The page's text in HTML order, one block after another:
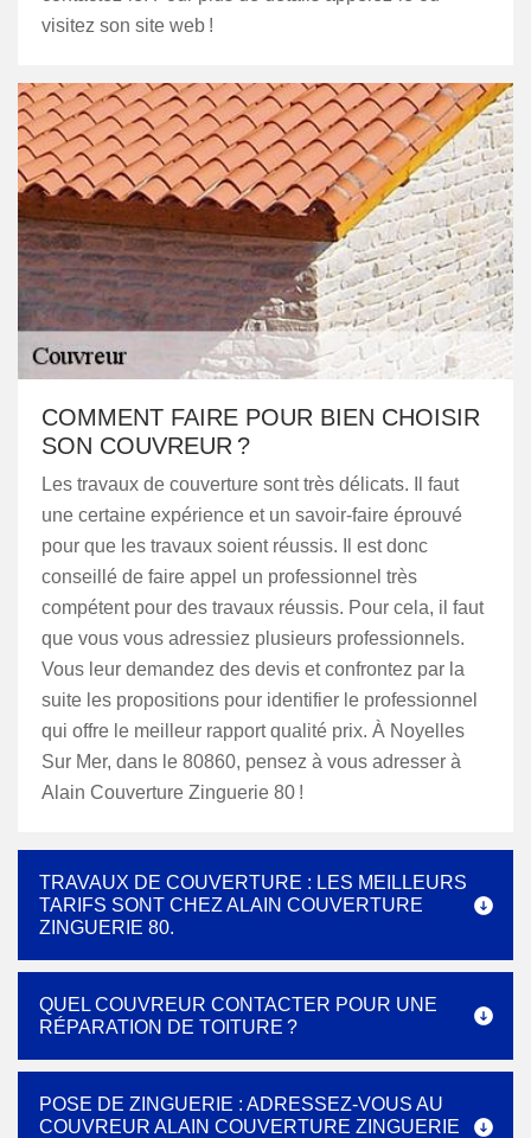
visitez son site web !
COMMENT FAIRE POUR BIEN CHOISIR
SON COUVREUR ?
Les travaux de couverture sont très délicats. Il faut
une certaine expérience et un savoir-faire éprouvé
pour que les travaux soient réussis. Il est donc
conseillé de faire appel un professionnel très
compétent pour des travaux réussis. Pour cela, il faut
que vous vous adressiez plusieurs professionnels.
Vous leur demandez des devis et confrontez par la
suite les propositions pour identifier le professionnel
qui offre le meilleur rapport qualité prix. À Noyelles
Sur Mer, dans le 80860, pensez à vous adresser à
Alain Couverture Zinguerie 80 !
TRAVAUX DE COUVERTURE : LES MEILLEURS
TARIFS SONT CHEZ ALAIN COUVERTURE
ZINGUERIE 80.
QUEL COUVREUR CONTACTER POUR UNE
RÉPARATION DE TOITURE ?
POSE DE ZINGUERIE : ADRESSEZ-VOUS AU
COUVREUR ALAIN COUVERTURE ZINGUERIE